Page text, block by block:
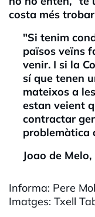
costa més
"Si tenim
països veïns
venir. I si la
sí que tenen
mateixos a
estan veient
contractar
problemàtica
Joao de Melo,
Informa: Pere
Imatges: Txell